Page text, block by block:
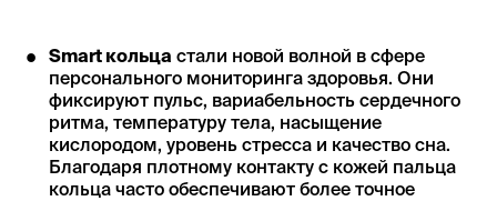
Smart кольца стали новой волной в сфере
персонального мониторинга здоровья. Они
фиксируют пульс, вариабельность сердечного
ритма, температуру тела, насыщение
кислородом, уровень стресса и качество сна.
Благодаря плотному контакту с кожей пальца
кольца часто обеспечивают более точное